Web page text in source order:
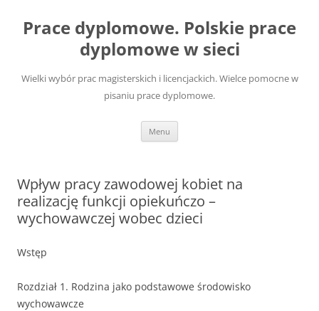
treści
Prace dyplomowe. Polskie prace
dyplomowe w sieci
Wielki wybór prac magisterskich i licencjackich. Wielce pomocne w
pisaniu prace dyplomowe.
Menu
Wpływ pracy zawodowej kobiet na
realizację funkcji opiekuńczo –
wychowawczej wobec dzieci
Wstęp
Rozdział 1. Rodzina jako podstawowe środowisko
wychowawcze